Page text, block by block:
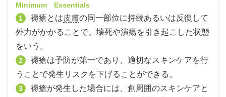
Minimum Essentials
1
褥瘡とは皮膚の同一部位に持続あるいは反復して
外力がかかることで、壊死や潰瘍を引き起こした状態
をいう。
2
褥瘡は予防が第一であり、適切なスキンケアを行
うことで発生リスクを下げることができる。
3
褥瘡が発生した場合には、創周囲のスキンケアと